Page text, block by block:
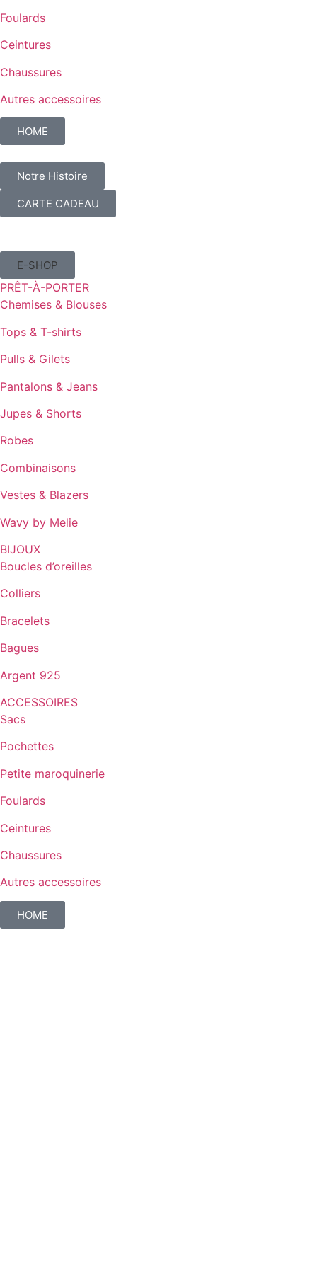
Foulards
Ceintures
Chaussures
Autres accessoires
HOME
Notre Histoire
CARTE CADEAU
E-SHOP
PRÊT-À-PORTER
Chemises & Blouses
Tops & T-shirts
Pulls & Gilets
Pantalons & Jeans
Jupes & Shorts
Robes
Combinaisons
Vestes & Blazers
Wavy by Melie
BIJOUX
Boucles d’oreilles
Colliers
Bracelets
Bagues
Argent 925
ACCESSOIRES
Sacs
Pochettes
Petite maroquinerie
Foulards
Ceintures
Chaussures
Autres accessoires
HOME